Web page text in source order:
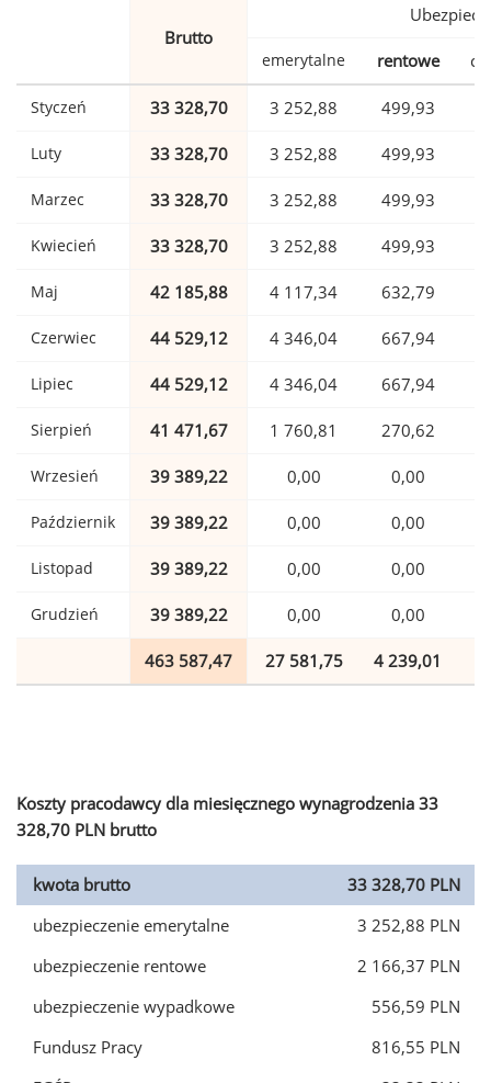
Brutto
emerytalne rentowe
Styczeń 33 328,70 3 252,88 499,93
Luty 33 328,70 3 252,88 499,93
Marzec 33 328,70 3 252,88 499,93
Kwiecień 33 328,70 3 252,88 499,93
Maj 42 185,88 4 117,34 632,79
Czerwiec 44 529,12 4 346,04 667,94
Lipiec 44 529,12 4 346,04 667,94
Sierpień 41 471,67 1 760,81 270,62
Wrzesień 39 389,22 0,00 0,00
Październik 39 389,22 0,00 0,00
Listopad 39 389,22 0,00 0,00
Grudzień 39 389,22 0,00 0,00
463 587,47 27 581,75 4 239,01
Koszty pracodawcy dla miesięcznego wynagrodzenia 33
328,70 PLN brutto
kwota brutto
33 328,70 PLN
ubezpieczenie emerytalne
3 252,88 PLN
ubezpieczenie rentowe
2 166,37 PLN
ubezpieczenie wypadkowe
556,59 PLN
Fundusz Pracy
816,55 PLN